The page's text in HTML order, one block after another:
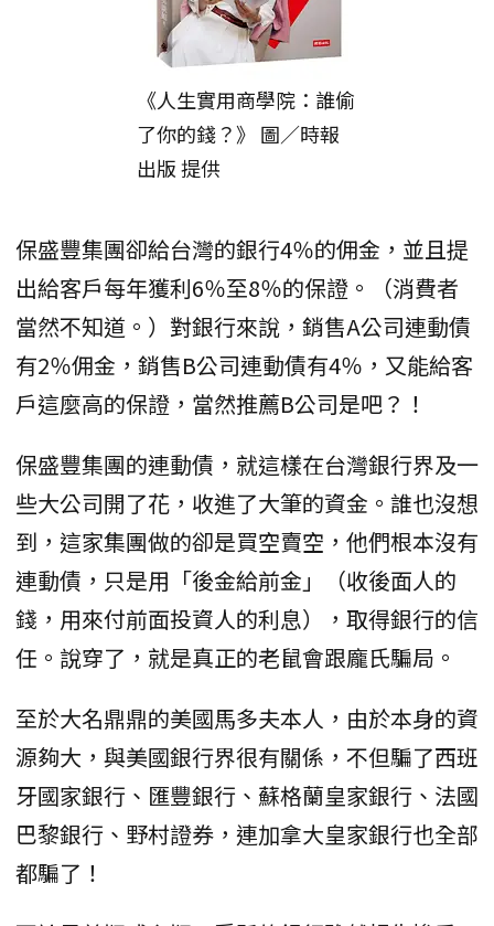
《人生實用商學院：誰偷
了你的錢？》 圖／時報
出版 提供
保盛豐集團卻給台灣的銀行4％的佣金，並且提
出給客戶每年獲利6％至8％的保證。（消費者
當然不知道。）對銀行來說，銷售A公司連動債
有2％佣金，銷售B公司連動債有4％，又能給客
戶這麼高的保證，當然推薦B公司是吧？！
保盛豐集團的連動債，就這樣在台灣銀行界及一
些大公司開了花，收進了大筆的資金。誰也沒想
到，這家集團做的卻是買空賣空，他們根本沒有
連動債，只是用「後金給前金」（收後面人的
錢，用來付前面投資人的利息），取得銀行的信
任。說穿了，就是真正的老鼠會跟龐氏騙局。
至於大名鼎鼎的美國馬多夫本人，由於本身的資
源夠大，與美國銀行界很有關係，不但騙了西班
牙國家銀行、匯豐銀行、蘇格蘭皇家銀行、法國
巴黎銀行、野村證券，連加拿大皇家銀行也全部
都騙了！